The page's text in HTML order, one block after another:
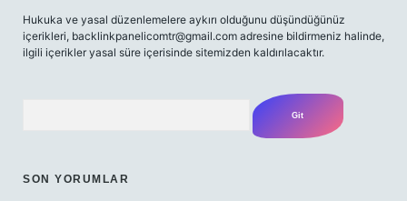
Hukuka ve yasal düzenlemelere aykırı olduğunu düşündüğünüz
içerikleri, backlinkpanelicomtr@gmail.com adresine bildirmeniz halinde,
ilgili içerikler yasal süre içerisinde sitemizden kaldırılacaktır.
SON YORUMLAR